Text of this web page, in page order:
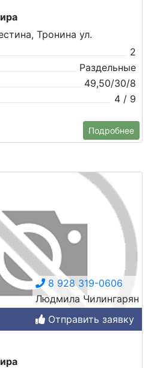
Тронина ул.
2
Раздельные
49,50/30/8
4 / 9
Подробнее
8 928 319-0606
Людмила Чилингарян
Отправить заявку